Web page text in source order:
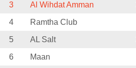
3 Al Wihdat Amman
4 Ramtha Club
5 AL Salt
6 Maan